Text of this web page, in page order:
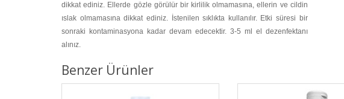
dikkat ediniz. Ellerde gözle görülür bir kirlilik olmamasına, ellerin ve cildin
ıslak olmamasına dikkat ediniz. İstenilen sıklıkta kullanılır. Etki süresi bir
sonraki kontaminasyona kadar devam edecektir. 3-5 ml el dezenfektanı
alınız.
Benzer Ürünler